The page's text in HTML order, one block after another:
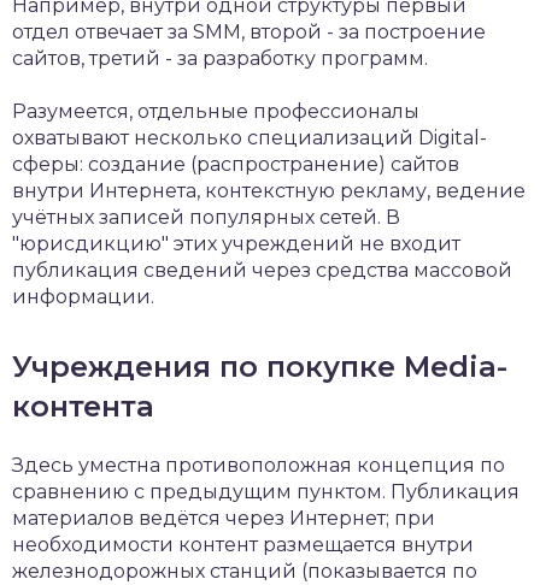
Например, внутри одной структуры первый
отдел отвечает за SMM, второй - за построение
сайтов, третий - за разработку программ.
Разумеется, отдельные профессионалы
охватывают несколько специализаций Digital-
сферы: создание (распространение) сайтов
внутри Интернета, контекстную рекламу, ведение
учётных записей популярных сетей. В
"юрисдикцию" этих учреждений не входит
публикация сведений через средства массовой
информации.
Учреждения по покупке Media-
контента
Здесь уместна противоположная концепция по
сравнению с предыдущим пунктом. Публикация
материалов ведётся через Интернет; при
необходимости контент размещается внутри
железнодорожных станций (показывается по